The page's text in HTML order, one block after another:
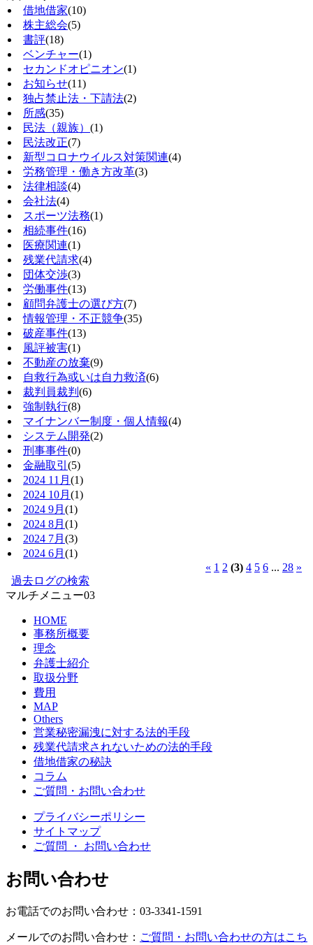
借地借家(10)
株主総会(5)
書評(18)
ベンチャー(1)
セカンドオピニオン(1)
お知らせ(11)
独占禁止法・下請法(2)
所感(35)
民法（親族） (1)
民法改正(7)
新型コロナウイルス対策関連(4)
労務管理・働き方改革(3)
法律相談(4)
会社法(4)
スポーツ法務(1)
相続事件(16)
医療関連(1)
残業代請求(4)
団体交渉(3)
労働事件(13)
顧問弁護士の選び方(7)
情報管理・不正競争(35)
破産事件(13)
風評被害(1)
不動産の放棄(9)
自救行為或いは自力救済(6)
裁判員裁判 (6)
強制執行(8)
マイナンバー制度・個人情報(4)
システム開発(2)
刑事事件(0)
金融取引 (5)
2024 11月 (1)
2024 10月 (1)
2024 9月 (1)
2024 8月 (1)
2024 7月 (3)
2024 6月 (1)
« 1 2 (3) 4 5 6 ... 28 »
過去ログの検索
マルチメニュー03
HOME
事務所概要
理念
弁護士紹介
取扱分野
費用
MAP
Others
営業秘密漏洩に対する法的手段
残業代請求されないための法的手段
借地借家の秘訣
コラム
ご質問・お問い合わせ
プライバシーポリシー
サイトマップ
ご質問 ・ お問い合わせ
お問い合わせ
お電話でのお問い合わせ：03-3341-1591
メールでのお問い合わせ： ご質問・お問い合わせの方はこち